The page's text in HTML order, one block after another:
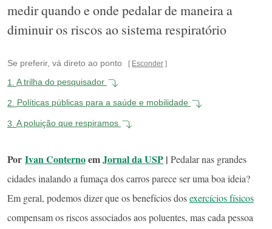
medir quando e onde pedalar de maneira a
diminuir os riscos ao sistema respiratório
Se preferir, vá direto ao ponto Esconder
1. A trilha do pesquisador
2. Políticas públicas para a saúde e mobilidade
3. A poluição que respiramos
Por Ivan ConternoemJornal da USP | Pedalar nas grandes
cidades inalando a fumaça dos carros parece ser uma boa ideia?
Em geral, podemos dizer que os benefícios dosexercícios físicos
compensam os riscos associados aos poluentes, mas cada pessoa